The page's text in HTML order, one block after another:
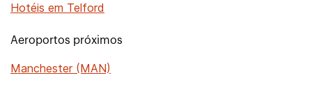
Hotéis em Telford
Aeroportos próximos
Manchester (MAN)